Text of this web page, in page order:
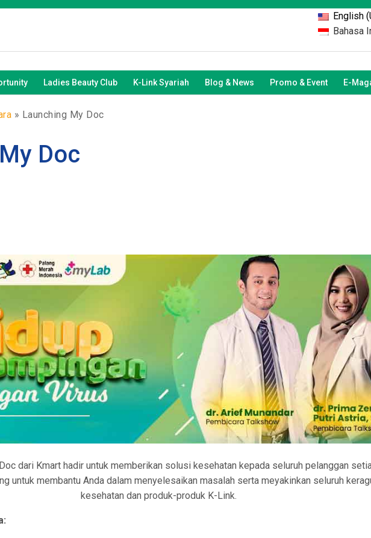
English
Bahasa
Ladies Beauty Club K-Link Syariah Blog & News Promo & Event E-
» Launching My Doc
Doc
dari Kmart hadir untuk memberikan solusi kesehatan kepada seluruh pelanggan
untuk membantu Anda dalam menyelesaikan masalah serta meyakinkan seluruh
kesehatan dan produk-produk K-Link.